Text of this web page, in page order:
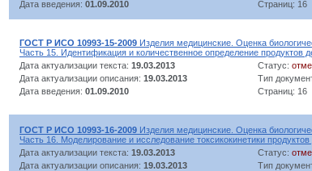
Дата введения: 01.09.2010 Страниц: 16
ГОСТ Р ИСО 10993-15-2009 Изделия медицинские. Оценка
Часть 15. Идентификация и количественное определение продуктов
Дата актуализации текста: 19.03.2013 Статус:
Дата актуализации описания: 19.03.2013 Тип
Дата введения: 01.09.2010 Страниц: 16
ГОСТ Р ИСО 10993-16-2009 Изделия медицинские. Оценка
Часть 16. Моделирование и исследование токсикокинетики
Дата актуализации текста: 19.03.2013 Статус:
Дата актуализации описания: 19.03.2013 Тип